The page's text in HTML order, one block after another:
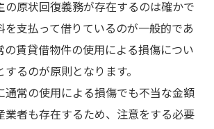
の原状回復義務が存在するのは確かで
を支払って借りているのが一般的であ
の賃貸借物件の使用による損傷につい
るのが原則となります。
通常の使用による損傷でも不当な金額
業者も存在するため、注意をする必要